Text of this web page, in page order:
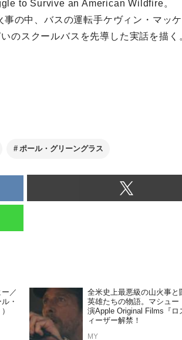
to Survive an American Wildfire。
の中、バスの運転手ケヴィン・マッ
のスクールバスを先導した実話を描く
ポール・グリーングラス
／
・
全米史上最悪級の山火事と
英雄たちの物語。マシュー
演Apple Original Films『ロ
ィーザー解禁！
MY